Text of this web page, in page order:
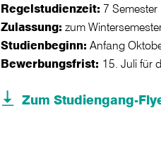
Regelstudienzeit: 7 Semester
Zulassung: zum
Studienbeginn: Anfang
Bewerbungsfrist: 15. Juli für
Zum Studiengang-